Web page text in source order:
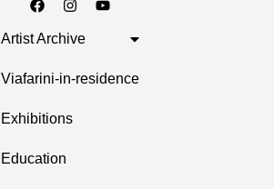
Artist Archive
Viafarini-in-residence
Exhibitions
Education